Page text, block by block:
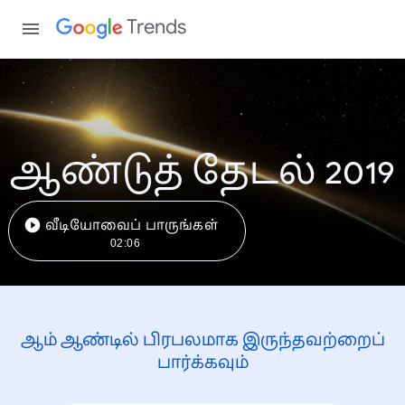
Trends
ஆண்டுத் தேடல் 2019
வீடியோவைப் பாருங்கள்
02:06
ஆம் ஆண்டில் பிரபலமாக இருந்தவற்றைப்
பார்க்கவும்